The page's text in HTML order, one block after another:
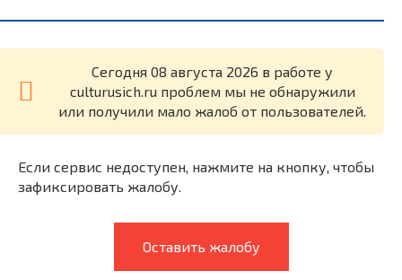
Cегодня 08 августа 2026 в работе у
culturusich.ru проблем мы не обнаружили
или получили мало жалоб от пользователей.
Если сервис недоступен, нажмите на кнопку, чтобы
зафиксировать жалобу.
Оставить жалобу